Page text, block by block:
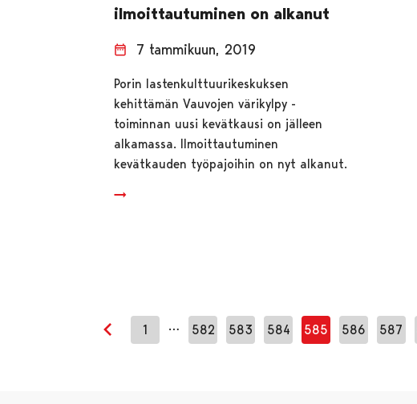
ilmoittautuminen on alkanut
7 tammikuun, 2019
Porin lastenkulttuurikeskuksen
kehittämän Vauvojen värikylpy -
toiminnan uusi kevätkausi on jälleen
alkamassa. Ilmoittautuminen
kevätkauden työpajoihin on nyt alkanut.
Edellinen sivu
1 … 582 583 584 585 586 587